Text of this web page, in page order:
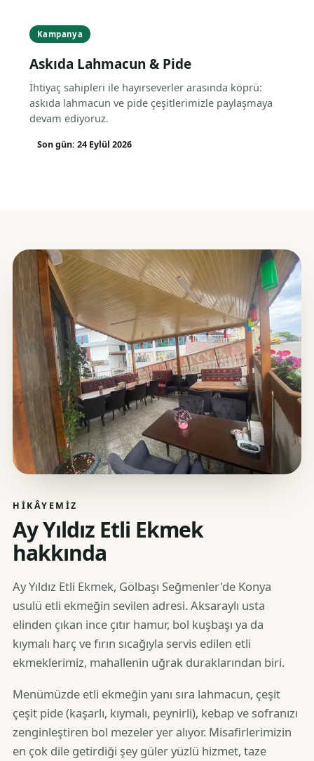
Kampanya
Askıda Lahmacun & Pide
İhtiyaç sahipleri ile hayırseverler arasında köprü:
askıda lahmacun ve pide çeşitlerimizle paylaşmaya
devam ediyoruz.
Son gün: 24 Eylül 2026
HIKÂYEMIZ
Ay Yıldız Etli Ekmek
hakkında
Ay Yıldız Etli Ekmek, Gölbaşı Seğmenler'de Konya
usulü etli ekmeğin sevilen adresi. Aksaraylı usta
elinden çıkan ince çıtır hamur, bol kuşbaşı ya da
kıymalı harç ve fırın sıcağıyla servis edilen etli
ekmeklerimiz, mahallenin uğrak duraklarından biri.
Menümüzde etli ekmeğin yanı sıra lahmacun, çeşit
çeşit pide (kaşarlı, kıymalı, peynirli), kebap ve sofranızı
zenginleştiren bol mezeler yer alıyor. Misafirlerimizin
en çok dile getirdiği şey güler yüzlü hizmet, taze